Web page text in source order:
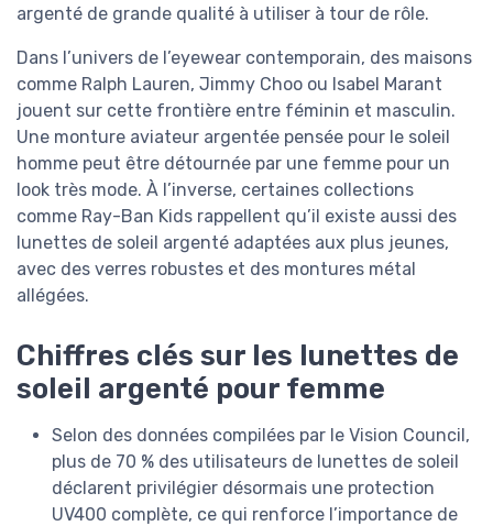
argenté de grande qualité à utiliser à tour de rôle.
Dans l’univers de l’eyewear contemporain, des maisons
comme Ralph Lauren, Jimmy Choo ou Isabel Marant
jouent sur cette frontière entre féminin et masculin.
Une monture aviateur argentée pensée pour le soleil
homme peut être détournée par une femme pour un
look très mode. À l’inverse, certaines collections
comme Ray-Ban Kids rappellent qu’il existe aussi des
lunettes de soleil argenté adaptées aux plus jeunes,
avec des verres robustes et des montures métal
allégées.
Chiffres clés sur les lunettes de
soleil argenté pour femme
Selon des données compilées par le Vision Council,
plus de 70 % des utilisateurs de lunettes de soleil
déclarent privilégier désormais une protection
UV400 complète, ce qui renforce l’importance de